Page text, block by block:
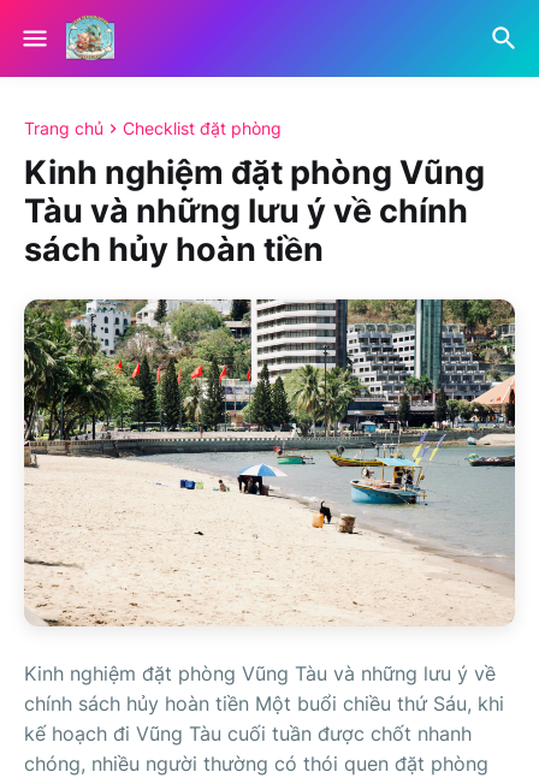
Trang chủ Checklist đặt phòng
Kinh nghiệm đặt phòng Vũng
Tàu và những lưu ý về chính
sách hủy hoàn tiền
Kinh nghiệm đặt phòng Vũng Tàu và những lưu ý về
chính sách hủy hoàn tiền Một buổi chiều thứ Sáu, khi
kế hoạch đi Vũng Tàu cuối tuần được chốt nhanh
chóng, nhiều người thường có thói quen đặt phòng